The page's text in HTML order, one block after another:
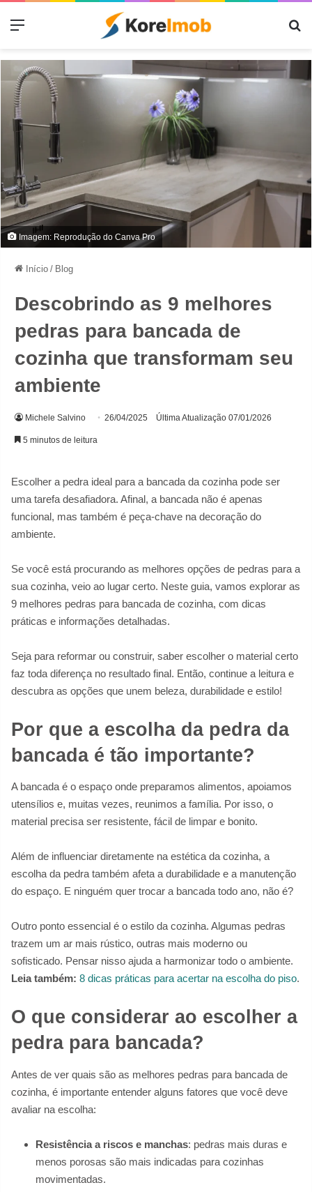
Menu
Imagem: Reprodução do Canva Pro
Início / Blog
Descobrindo as 9 melhores
pedras para bancada de
cozinha que transformam seu
ambiente
Michele Salvino 26/04/2025 Última Atualização 07/01/2026
5 minutos de leitura
Escolher a pedra ideal para a bancada da cozinha pode ser
uma tarefa desafiadora. Afinal, a bancada não é apenas
funcional, mas também é peça-chave na decoração do
ambiente.
Se você está procurando as melhores opções de pedras para a
sua cozinha, veio ao lugar certo. Neste guia, vamos explorar as
9 melhores pedras para bancada de cozinha, com dicas
práticas e informações detalhadas.
Seja para reformar ou construir, saber escolher o material certo
faz toda diferença no resultado final. Então, continue a leitura e
descubra as opções que unem beleza, durabilidade e estilo!
Por que a escolha da pedra da
bancada é tão importante?
A bancada é o espaço onde preparamos alimentos, apoiamos
utensílios e, muitas vezes, reunimos a família. Por isso, o
material precisa ser resistente, fácil de limpar e bonito.
Além de influenciar diretamente na estética da cozinha, a
escolha da pedra também afeta a durabilidade e a manutenção
do espaço. E ninguém quer trocar a bancada todo ano, não é?
Outro ponto essencial é o estilo da cozinha. Algumas pedras
trazem um ar mais rústico, outras mais moderno ou
sofisticado. Pensar nisso ajuda a harmonizar todo o ambiente.
Leia também: 8 dicas práticas para acertar na escolha do piso.
O que considerar ao escolher a
pedra para bancada?
Antes de ver quais são as melhores pedras para bancada de
cozinha, é importante entender alguns fatores que você deve
avaliar na escolha:
Resistência a riscos e manchas: pedras mais duras e
menos porosas são mais indicadas para cozinhas
movimentadas.